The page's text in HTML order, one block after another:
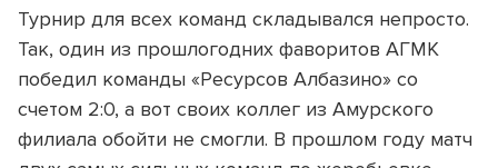
Турнир для всех команд складывался непросто.
Так, один из прошлогодних фаворитов АГМК
победил команды «Ресурсов Албазино» со
счетом 2:0, а вот своих коллег из Амурского
филиала обойти не смогли. В прошлом году матч